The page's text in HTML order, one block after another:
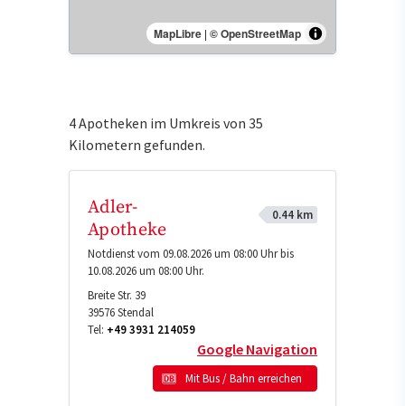
MapLibre | © OpenStreetMap
4 Apotheken im Umkreis von 35
Kilometern gefunden.
Adler-
Apotheke
0.44 km
Notdienst vom 09.08.2026 um 08:00 Uhr bis
10.08.2026 um 08:00 Uhr.
Breite Str. 39
39576Stendal
Tel: +49 3931 214059
Google Navigation
Mit Bus / Bahn erreichen